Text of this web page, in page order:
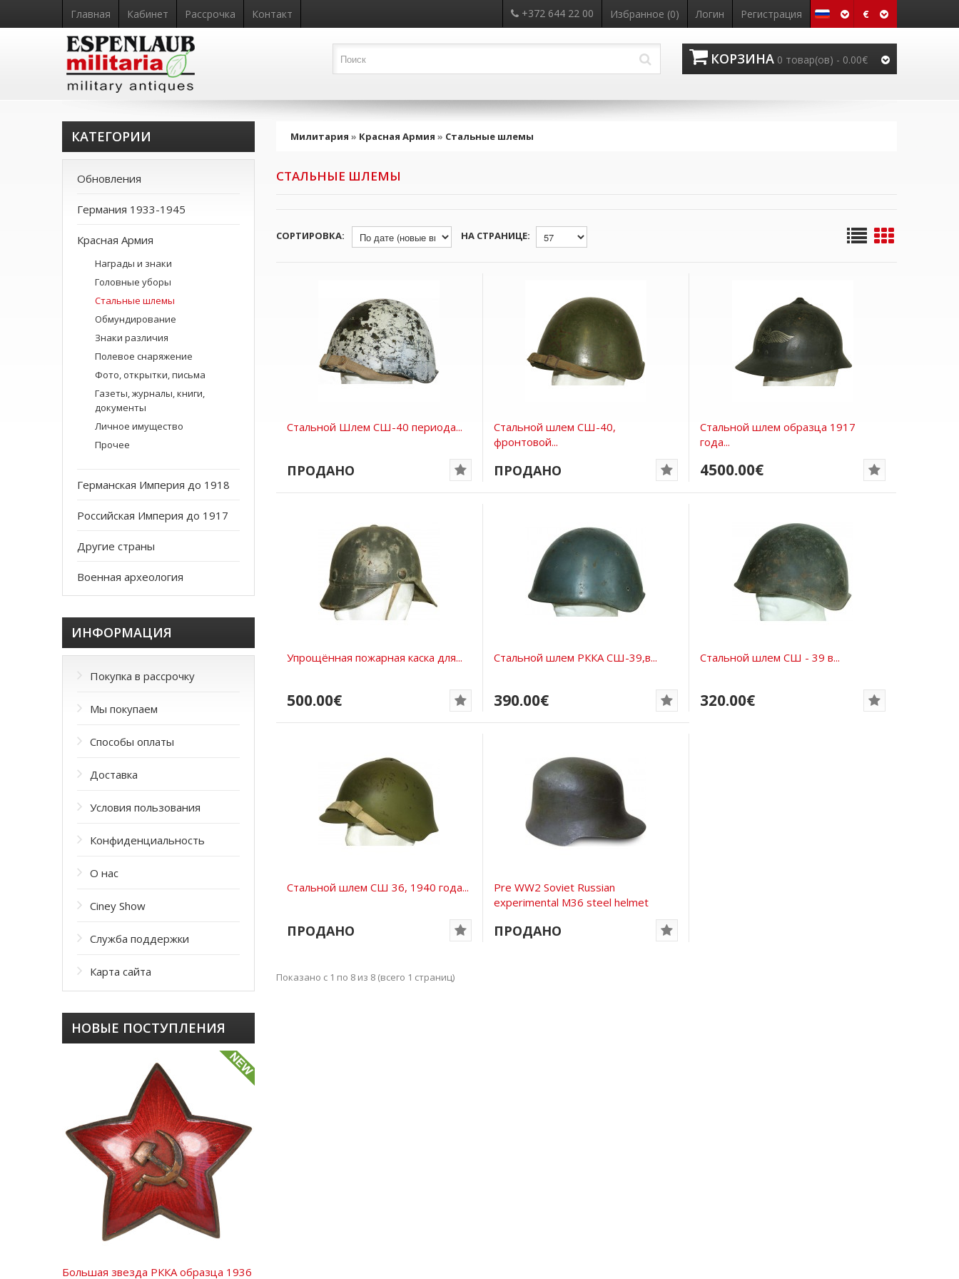
€
Главная Кабинет Рассрочка Контакт +372 644 22 00 Избранное (0) Логин Регистрация
КОРЗИНА 0 товар(ов) - 0.00€
Милитария » Красная Армия » Стальные шлемы
СТАЛЬНЫЕ ШЛЕМЫ
СОРТИРОВКА: НА СТРАНИЦЕ:
Стальной Шлем СШ-40 периода...
ПРОДАНО
Стальной шлем СШ-40,
фронтовой...
ПРОДАНО
Стальной шлем образца 1917
года...
4500.00€
Упрощённая пожарная каска для...
500.00€
Стальной шлем РККА СШ-39,в...
390.00€
Стальной шлем СШ - 39 в...
320.00€
Стальной шлем СШ 36, 1940 года...
ПРОДАНО
Pre WW2 Soviet Russian
experimental M36 steel helmet
ПРОДАНО
Показано с 1 по 8 из 8 (всего 1 страниц)
КАТЕГОРИИ
Обновления
Германия 1933-1945
Красная Армия
Награды и знаки
Головные уборы
Стальные шлемы
Обмундирование
Знаки различия
Полевое снаряжение
Фото, открытки, письма
Газеты, журналы, книги,
документы
Личное имущество
Прочее
Германская Империя до 1918
Российская Империя до 1917
Другие страны
Военная археология
ИНФОРМАЦИЯ
Покупка в рассрочку
Мы покупаем
Способы оплаты
Доставка
Условия пользования
Конфиденциальность
О нас
Ciney Show
Служба поддержки
Карта сайта
НОВЫЕ ПОСТУПЛЕНИЯ
Большая звезда РККА образца 1936